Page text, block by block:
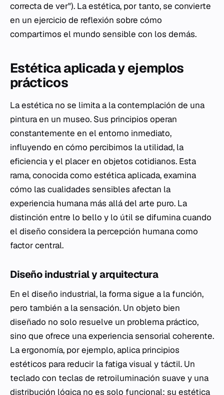
correcta de ver"). La estética, por tanto, se convierte
en un ejercicio de reflexión sobre cómo
compartimos el mundo sensible con los demás.
Estética aplicada y ejemplos
prácticos
La estética no se limita a la contemplación de una
pintura en un museo. Sus principios operan
constantemente en el entorno inmediato,
influyendo en cómo percibimos la utilidad, la
eficiencia y el placer en objetos cotidianos. Esta
rama, conocida como estética aplicada, examina
cómo las cualidades sensibles afectan la
experiencia humana más allá del arte puro. La
distinción entre lo bello y lo útil se difumina cuando
el diseño considera la percepción humana como
factor central.
Diseño industrial y arquitectura
En el diseño industrial, la forma sigue a la función,
pero también a la sensación. Un objeto bien
diseñado no solo resuelve un problema práctico,
sino que ofrece una experiencia sensorial coherente.
La ergonomía, por ejemplo, aplica principios
estéticos para reducir la fatiga visual y táctil. Un
teclado con teclas de retroiluminación suave y una
distribución lógica no es solo funcional; su estética